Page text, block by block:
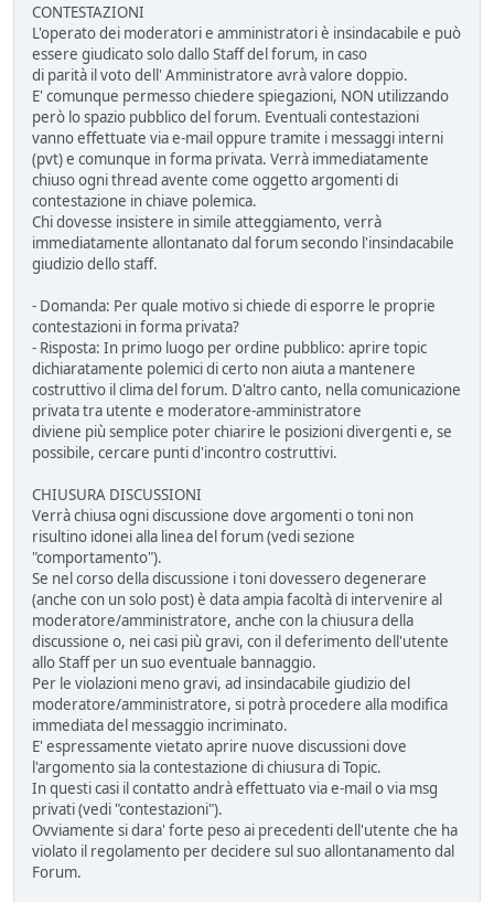
CONTESTAZIONI
L'operato dei moderatori e amministratori è insindacabile e può
essere giudicato solo dallo Staff del forum, in caso
di parità il voto dell' Amministratore avrà valore doppio.
E' comunque permesso chiedere spiegazioni, NON utilizzando
però lo spazio pubblico del forum. Eventuali contestazioni
vanno effettuate via e-mail oppure tramite i messaggi interni
(pvt) e comunque in forma privata. Verrà immediatamente
chiuso ogni thread avente come oggetto argomenti di
contestazione in chiave polemica.
Chi dovesse insistere in simile atteggiamento, verrà
immediatamente allontanato dal forum secondo l'insindacabile
giudizio dello staff.
- Domanda: Per quale motivo si chiede di esporre le proprie
contestazioni in forma privata?
- Risposta: In primo luogo per ordine pubblico: aprire topic
dichiaratamente polemici di certo non aiuta a mantenere
costruttivo il clima del forum. D'altro canto, nella comunicazione
privata tra utente e moderatore-amministratore
diviene più semplice poter chiarire le posizioni divergenti e, se
possibile, cercare punti d'incontro costruttivi.
CHIUSURA DISCUSSIONI
Verrà chiusa ogni discussione dove argomenti o toni non
risultino idonei alla linea del forum (vedi sezione
"comportamento").
Se nel corso della discussione i toni dovessero degenerare
(anche con un solo post) è data ampia facoltà di intervenire al
moderatore/amministratore, anche con la chiusura della
discussione o, nei casi più gravi, con il deferimento dell'utente
allo Staff per un suo eventuale bannaggio.
Per le violazioni meno gravi, ad insindacabile giudizio del
moderatore/amministratore, si potrà procedere alla modifica
immediata del messaggio incriminato.
E' espressamente vietato aprire nuove discussioni dove
l'argomento sia la contestazione di chiusura di Topic.
In questi casi il contatto andrà effettuato via e-mail o via msg
privati (vedi "contestazioni").
Ovviamente si dara' forte peso ai precedenti dell'utente che ha
violato il regolamento per decidere sul suo allontanamento dal
Forum.